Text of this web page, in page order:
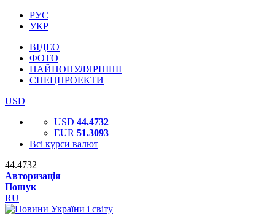
РУС
УКР
ВІДЕО
ФОТО
НАЙПОПУЛЯРНІШІ
СПЕЦПРОЕКТИ
USD
USD 44.4732
EUR 51.3093
Всі курси валют
44.4732
Авторизація
Пошук
RU